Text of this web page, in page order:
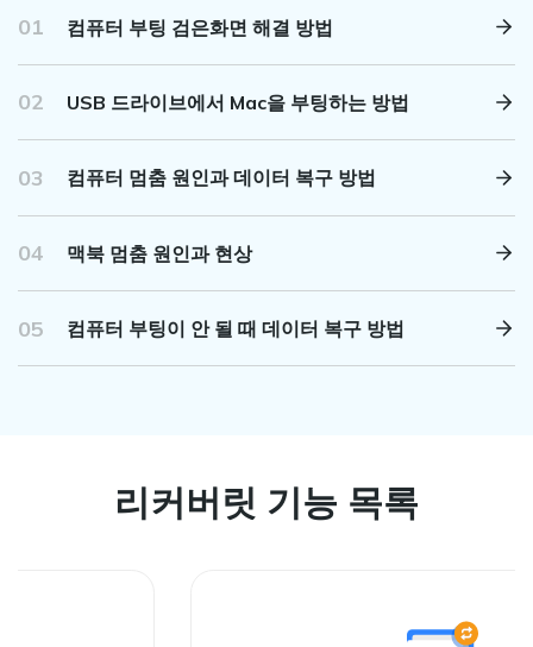
01 컴퓨터 부팅 검은화면 해결 방법
02 USB 드라이브에서 Mac을 부팅하는 방법
03 컴퓨터 멈춤 원인과 데이터 복구 방법
04 맥북 멈춤 원인과 현상
05 컴퓨터 부팅이 안 될 때 데이터 복구 방법
리커버릿 기능 목록